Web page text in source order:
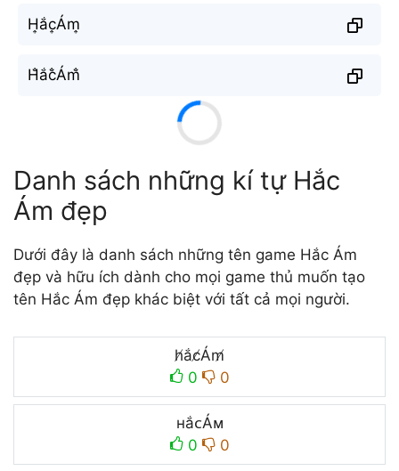
H͎ắc͎Ám͎
H̐ắc̐Ám̐
Danh sách những kí tự Hắc
Ám đẹp
Dưới đây là danh sách những tên game Hắc Ám
đẹp và hữu ích dành cho mọi game thủ muốn tạo
tên Hắc Ám đẹp khác biệt với tất cả mọi người.
h̸ắc̸Ám̸
0
0
ʜắᴄÁᴍ
0
0